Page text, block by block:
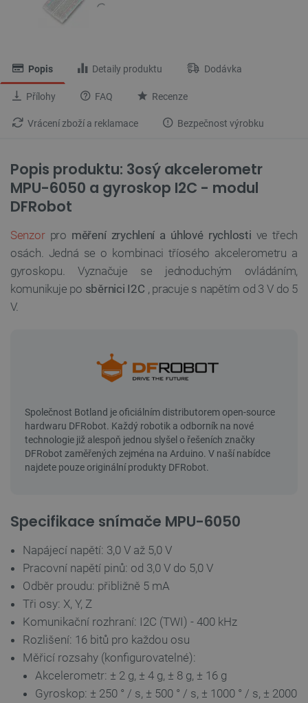
Popis Detaily produktu Dodávka
Přílohy FAQ Recenze
Vrácení zboží a reklamace Bezpečnost výrobku
Popis produktu: 3osý akcelerometr
MPU-6050 a gyroskop I2C - modul
DFRobot
Senzorpro měření zrychlení a úhlové rychlosti ve třech
osách. Jedná se o kombinaci tříosého akcelerometru a
gyroskopu. Vyznačuje se jednoduchým ovládáním,
komunikuje po sběrnici I2C , pracuje s napětím od 3 V do 5
V.
Specifikace snímače MPU-6050
Napájecí napětí: 3,0 V až 5,0 V
Pracovní napětí pinů: od 3,0 V do 5,0 V
Odběr proudu: přibližně 5 mA
Tři osy: X, Y, Z
Komunikační rozhraní: I2C (TWI) - 400 kHz
Rozlišení: 16 bitů pro každou osu
Měřicí rozsahy (konfigurovatelné):
Akcelerometr: ± 2 g, ± 4 g, ± 8 g, ± 16 g
Gyroskop: ± 250 ° / s, ± 500 ° / s, ± 1000 ° / s, ± 2000